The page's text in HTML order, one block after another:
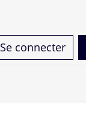
Se connecter